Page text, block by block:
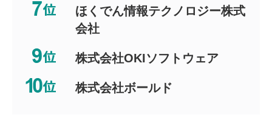
ほくでん情報テクノロジー株式
会社
株式会社OKIソフトウェア
株式会社ボールド